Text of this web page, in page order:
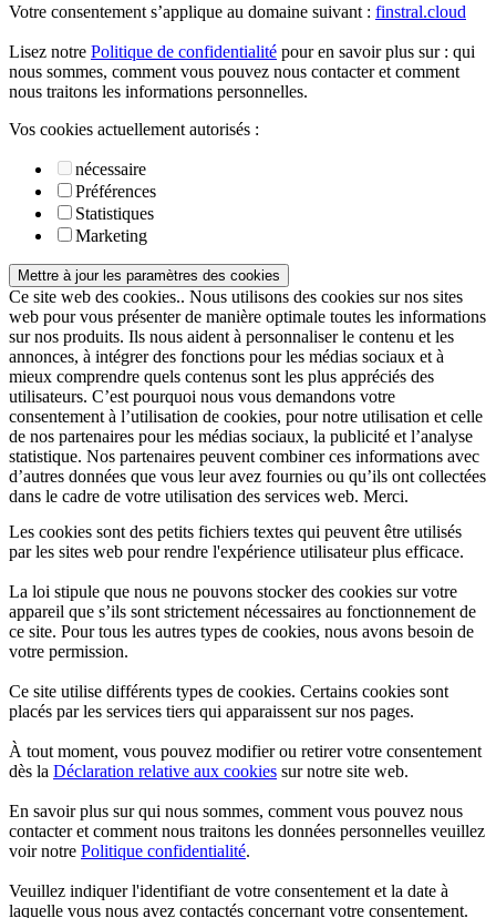
Votre consentement s’applique au domaine suivant : finstral.cloud
Lisez notre Politique de confidentialité pour en savoir plus sur : qui
nous sommes, comment vous pouvez nous contacter et comment
nous traitons les informations personnelles.
Vos cookies actuellement autorisés :
nécessaire
Préférences
Statistiques
Marketing
Mettre à jour les paramètres des cookies
Ce site web des cookies.. Nous utilisons des cookies sur nos sites
web pour vous présenter de manière optimale toutes les informations
sur nos produits. Ils nous aident à personnaliser le contenu et les
annonces, à intégrer des fonctions pour les médias sociaux et à
mieux comprendre quels contenus sont les plus appréciés des
utilisateurs. C’est pourquoi nous vous demandons votre
consentement à l’utilisation de cookies, pour notre utilisation et celle
de nos partenaires pour les médias sociaux, la publicité et l’analyse
statistique. Nos partenaires peuvent combiner ces informations avec
d’autres données que vous leur avez fournies ou qu’ils ont collectées
dans le cadre de votre utilisation des services web. Merci.
Les cookies sont des petits fichiers textes qui peuvent être utilisés
par les sites web pour rendre l'expérience utilisateur plus efficace.
La loi stipule que nous ne pouvons stocker des cookies sur votre
appareil que s’ils sont strictement nécessaires au fonctionnement de
ce site. Pour tous les autres types de cookies, nous avons besoin de
votre permission.
Ce site utilise différents types de cookies. Certains cookies sont
placés par les services tiers qui apparaissent sur nos pages.
À tout moment, vous pouvez modifier ou retirer votre consentement
dès la Déclaration relative aux cookies sur notre site web.
En savoir plus sur qui nous sommes, comment vous pouvez nous
contacter et comment nous traitons les données personnelles veuillez
voir notre Politique confidentialité.
Veuillez indiquer l'identifiant de votre consentement et la date à
laquelle vous nous avez contactés concernant votre consentement.